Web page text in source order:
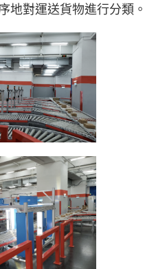
地對運送貨物進行分類。